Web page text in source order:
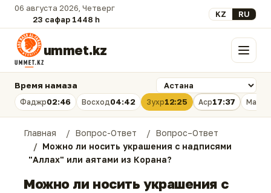
06 августа 2026, Четверг
23 сафар 1448 һ.
Выберите язык
KZ RU
ummet.kz Меню
Время намаза
Фаджр02:46 Восход04:42 Зухр12:25 Аср17:37
Главная Вопрос-Ответ
Вопрос–Ответ
Можно ли носить украшения с надписями
"Аллах" или аятами из Корана?
Можно ли носить украшения с